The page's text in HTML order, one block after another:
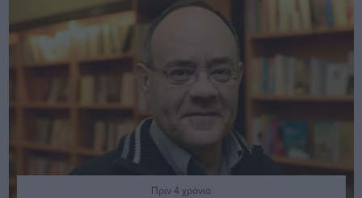
Πριν 4 χρόνια